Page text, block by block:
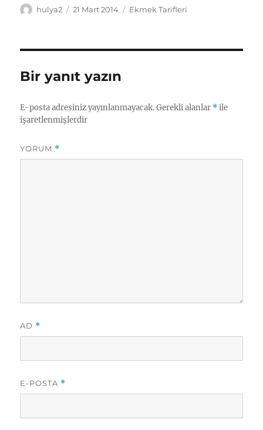
Yazar
hulya2
Yayın
21 Mart 2014 Kategoriler
Ekmek Tarifleri
Bir yanıt yazın
E-posta adresiniz yayınlanmayacak. Gerekli alanlar *ile
işaretlenmişlerdir
YORUM *
AD *
E-POSTA *